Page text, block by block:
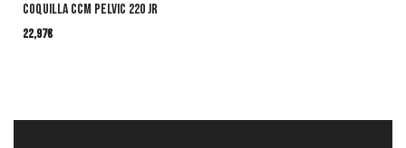
Coquilla CCM Pelvic 220 JR
22,97€